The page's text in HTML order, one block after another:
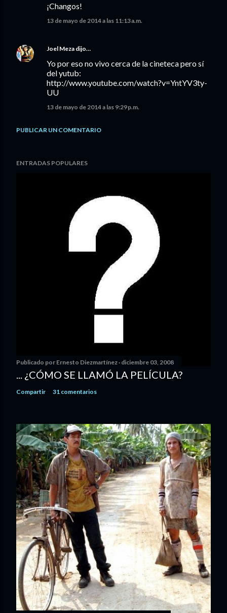
¡Changos!
13 de mayo de 2014 a las 11:13 a.m.
Joel Meza dijo…
Yo por eso no vivo cerca de la cineteca pero sí
del yutub:
http://www.youtube.com/watch?v=YntYV3ty-
UU
13 de mayo de 2014 a las 9:29 p.m.
PUBLICAR UN COMENTARIO
ENTRADAS POPULARES
Publicado por Ernesto Diezmartínez diciembre 03, 2008
... ¿CÓMO SE LLAMÓ LA PELÍCULA?
Compartir 31 comentarios